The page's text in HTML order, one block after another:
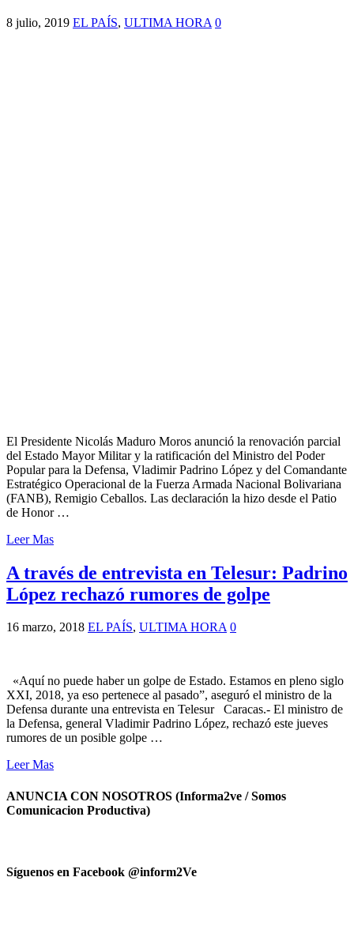
8 julio, 2019 EL PAÍS, ULTIMA HORA 0
El Presidente Nicolás Maduro Moros anunció la renovación parcial
del Estado Mayor Militar y la ratificación del Ministro del Poder
Popular para la Defensa, Vladimir Padrino López y del Comandante
Estratégico Operacional de la Fuerza Armada Nacional Bolivariana
(FANB), Remigio Ceballos. Las declaración la hizo desde el Patio
de Honor …
Leer Mas
A través de entrevista en Telesur: Padrino
López rechazó rumores de golpe
16 marzo, 2018 EL PAÍS, ULTIMA HORA 0
«Aquí no puede haber un golpe de Estado. Estamos en pleno siglo
XXI, 2018, ya eso pertenece al pasado”, aseguró el ministro de la
Defensa durante una entrevista en Telesur Caracas.- El ministro de
la Defensa, general Vladimir Padrino López, rechazó este jueves
rumores de un posible golpe …
Leer Mas
ANUNCIA CON NOSOTROS (Informa2ve / Somos
Comunicacion Productiva)
Síguenos en Facebook @inform2Ve